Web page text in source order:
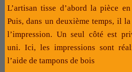
L’artisan tisse d’abord la pièce
Puis, dans un deuxième temps, il
l’impression. Un seul côté est
uni. Ici, les impressions sont
l’aide de tampons de bois